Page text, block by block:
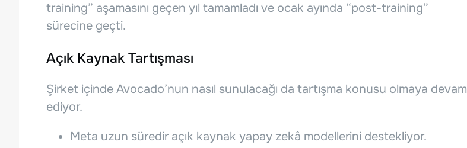
training” aşamasını geçen yıl tamamladı ve ocak ayında “post-training”
sürecine geçti.
Açık Kaynak Tartışması
Şirket içinde Avocado’nun nasıl sunulacağı da tartışma konusu olmaya devam
ediyor.
Meta uzun süredir açık kaynak yapay zekâ modellerini destekliyor.